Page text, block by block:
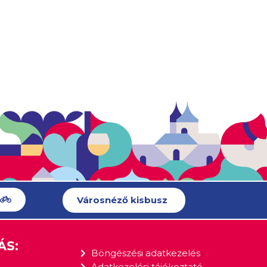
Városnéző kisbusz
Böngészési adatkezelés